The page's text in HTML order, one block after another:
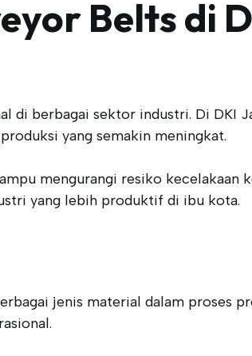
Belts di
di berbagai sektor industri. Di DKI
yang semakin meningkat.
mengurangi resiko kecelakaan
yang lebih produktif di ibu kota.
jenis material dalam proses